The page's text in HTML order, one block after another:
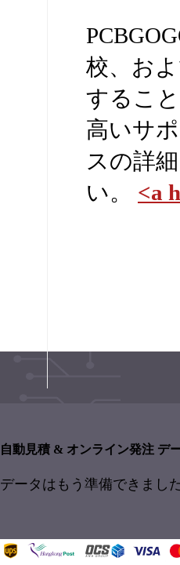
校、お
するこ
高いサ
スの詳
い。 <a
自動見積 & オンライン発注 デ
データはもう準備できまし